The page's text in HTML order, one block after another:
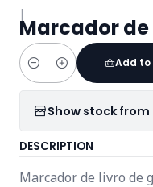
|
Marcador de
Quantity
Add to
Show stock
DESCRIPTION
Marcador de livro de